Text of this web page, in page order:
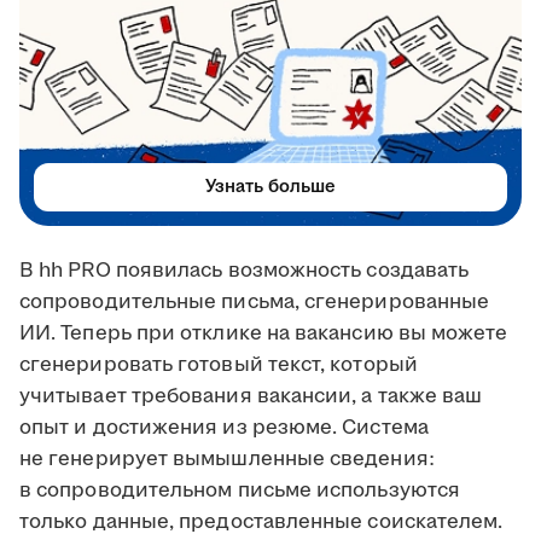
В hh PRO появилась возможность создавать
сопроводительные письма, сгенерированные
ИИ. Теперь при отклике на вакансию вы можете
сгенерировать готовый текст, который
учитывает требования вакансии, а также ваш
опыт и достижения из резюме. Система
не генерирует вымышленные сведения:
в сопроводительном письме используются
только данные, предоставленные соискателем.
Узнать больше